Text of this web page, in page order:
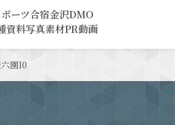
ーツ合宿金沢DMO
資料写真素材PR動画
園10